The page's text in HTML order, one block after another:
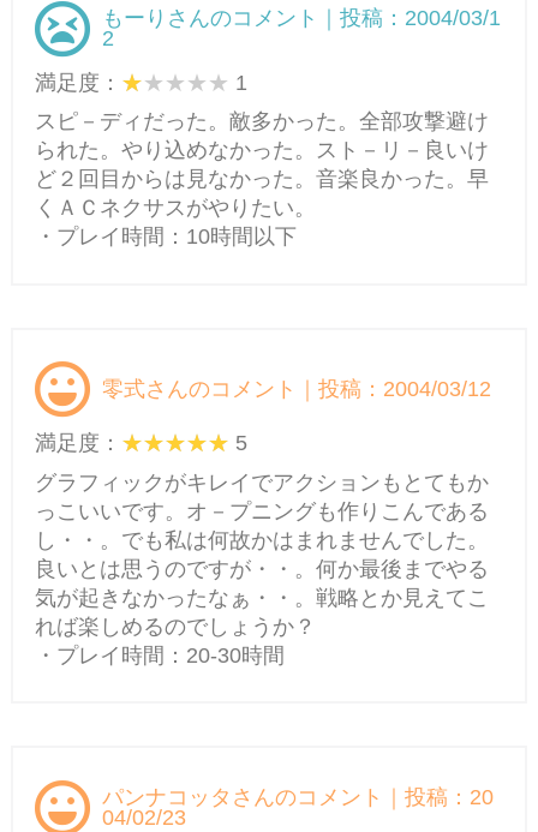
もーりさんのコメント｜投稿：2004/03/1
2
満足度：
1
スピ－ディだった。敵多かった。全部攻撃避け
られた。やり込めなかった。スト－リ－良いけ
ど２回目からは見なかった。音楽良かった。早
くＡＣネクサスがやりたい。
・プレイ時間：10時間以下
零式さんのコメント｜投稿：2004/03/12
満足度：
5
グラフィックがキレイでアクションもとてもか
っこいいです。オ－プニングも作りこんである
し・・。でも私は何故かはまれませんでした。
良いとは思うのですが・・。何か最後までやる
気が起きなかったなぁ・・。戦略とか見えてこ
れば楽しめるのでしょうか？
・プレイ時間：20-30時間
パンナコッタさんのコメント｜投稿：20
04/02/23